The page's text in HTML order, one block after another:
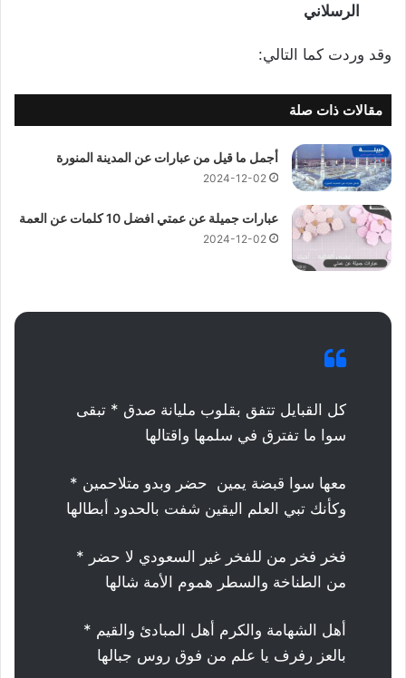
الرسلاني
وقد وردت كما التالي:
مقالات ذات صلة
أجمل ما قيل من عبارات عن المدينة المنورة
2024-12-02
عبارات جميلة عن عمتي افضل 10 كلمات عن العمة
2024-12-02
كل القبايل تتفق بقلوب مليانة صدق * تبقى
سوا ما تفترق في سلمها واقتالها
معها سوا قبضة يمين حضر وبدو متلاحمين *
وكأنك تبي العلم اليقين شفت بالحدود أبطالها
فخر فخر من للفخر غير السعودي لا حضر *
من الطناخة والسطر هموم الأمة شالها
أهل الشهامة والكرم أهل المبادئ والقيم *
بالعز رفرف يا علم من فوق روس جبالها